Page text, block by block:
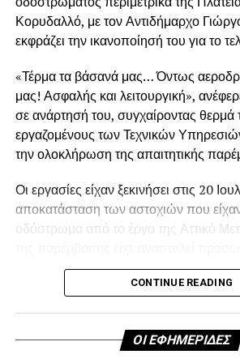
.
Κορυδαλλό, με τον Αντιδήμαρχο
εκφράζει την ικανοποίησή του για το
«Τέρμα τα βάσανά μας… Όντως
μας! Ασφαλής και λειτουργική»,
σε ανάρτησή του, συγχαίροντας θερμά
εργαζομένους των Τεχνικών
την ολοκλήρωση της απαιτητικής
Οι εργασίες είχαν ξεκινήσει στις 20
αποκατάσταση των αστοχιών που
οδόστρωμα από το έργο της Αττικό
των οχημάτων περιμετρικά της
φθορές είχαν δημιουργήσει
CONTINUE READING
ΟΙ ΕΦΗΜΕΡΙΔΕΣ